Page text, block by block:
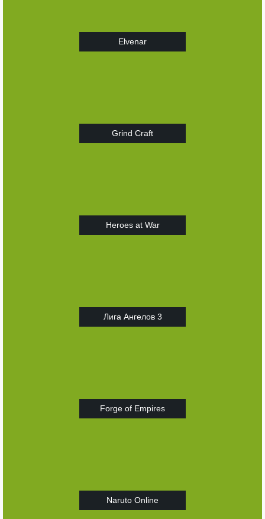
Elvenar
Grind Craft
Heroes at War
Лига Ангелов 3
Forge of Empires
Naruto Online